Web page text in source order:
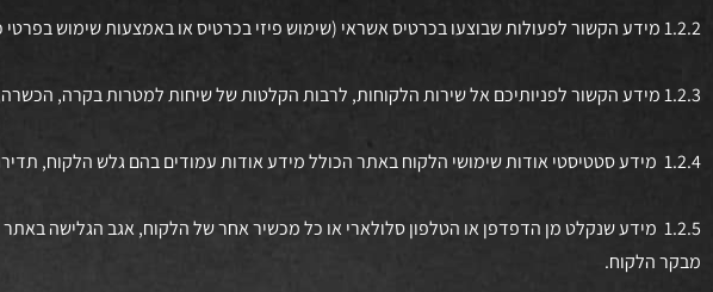
1.2.2 מידע הקשור לפעולות שבוצעו בכרטיס אשראי (שימוש פיזי בכרטיס או באמצעות שימוש בפרטי כרטיס), כגון: מספר כרטיס החיוב, שם בית העסק, תאריך מלא וסכום העסקה;
1.2.3 מידע הקשור לפניותיכם אל שירות הלקוחות, לרבות הקלטות של שיחות למטרות בקרה, הכשרה, ושיפור השירות.
1.2.4 מידע סטטיסטי אודות שימושי הלקוח באתר הכולל מידע אודות עמודים בהם גלש הלקוח, תדירות שימוש, נתוני גלישה, פעולות באתר ומידע אודות תקלות.
מבקר הלקוח.